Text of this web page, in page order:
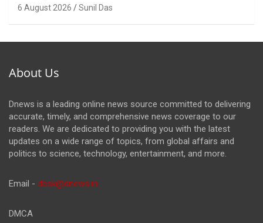
6 August 2026 Sunil Das
About Us
Dnews is a leading online news source committed to delivering
accurate, timely, and comprehensive news coverage to our
readers. We are dedicated to providing you with the latest
updates on a wide range of topics, from global affairs and
politics to science, technology, entertainment, and more.
Email - desk@dnews.in
DMCA